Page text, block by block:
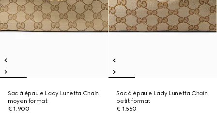
Sac à épaule Lady Lunetta Chain
moyen format
€ 1.900
Sac à épaule Lady Lunetta Chain
petit format
€ 1.550